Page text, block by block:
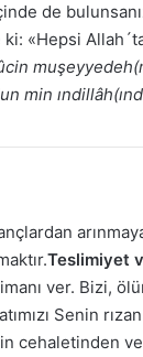
de
«Hepsi
min
Teslimiyet
ver. Bizi,
Senin
cehaletinden